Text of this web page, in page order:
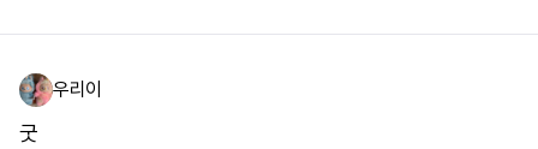
우리이
굿